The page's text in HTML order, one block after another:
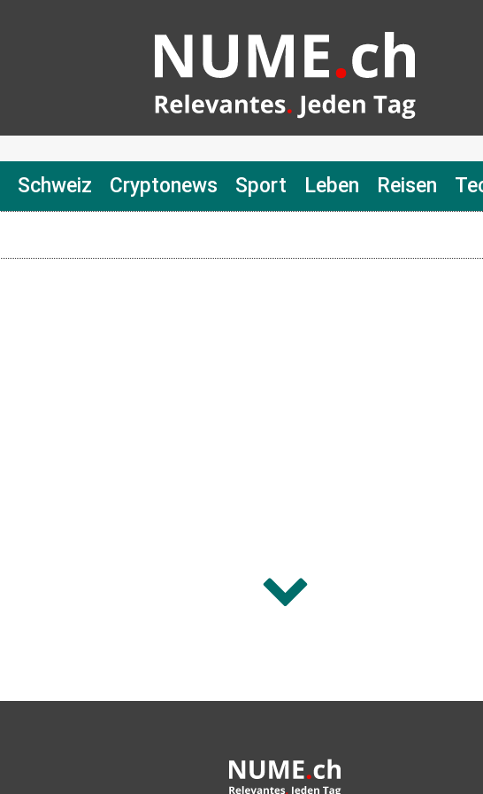
Schweiz Cryptonews Sport Leben Reisen